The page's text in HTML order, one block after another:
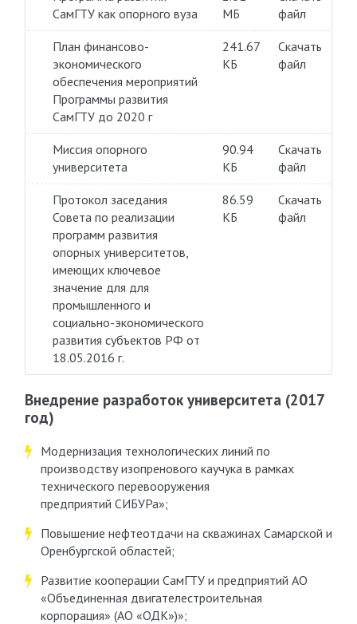
СамГТУ как опорного вуза
МБ
файл
План финансово-
экономического
обеспечения мероприятий
Программы развития
СамГТУ до 2020 г
241.67
КБ
Скачать
файл
Миссия опорного
университета
90.94
КБ
Скачать
файл
Протокол заседания
Совета по реализации
программ развития
опорных университетов,
имеющих ключевое
значение для для
промышленного и
социально-экономического
развития субъектов РФ от
18.05.2016 г.
86.59
КБ
Скачать
файл
Внедрение разработок университета (2017
год)
Модернизация технологических линий по
производству изопренового каучука в рамках
технического перевооружения
предприятий СИБУРа»;
Повышение нефтеотдачи на скважинах Самарской и
Оренбургской областей;
Развитие кооперации СамГТУ и предприятий АО
«Объединенная двигателестроительная
корпорация» (АО «ОДК»)»;